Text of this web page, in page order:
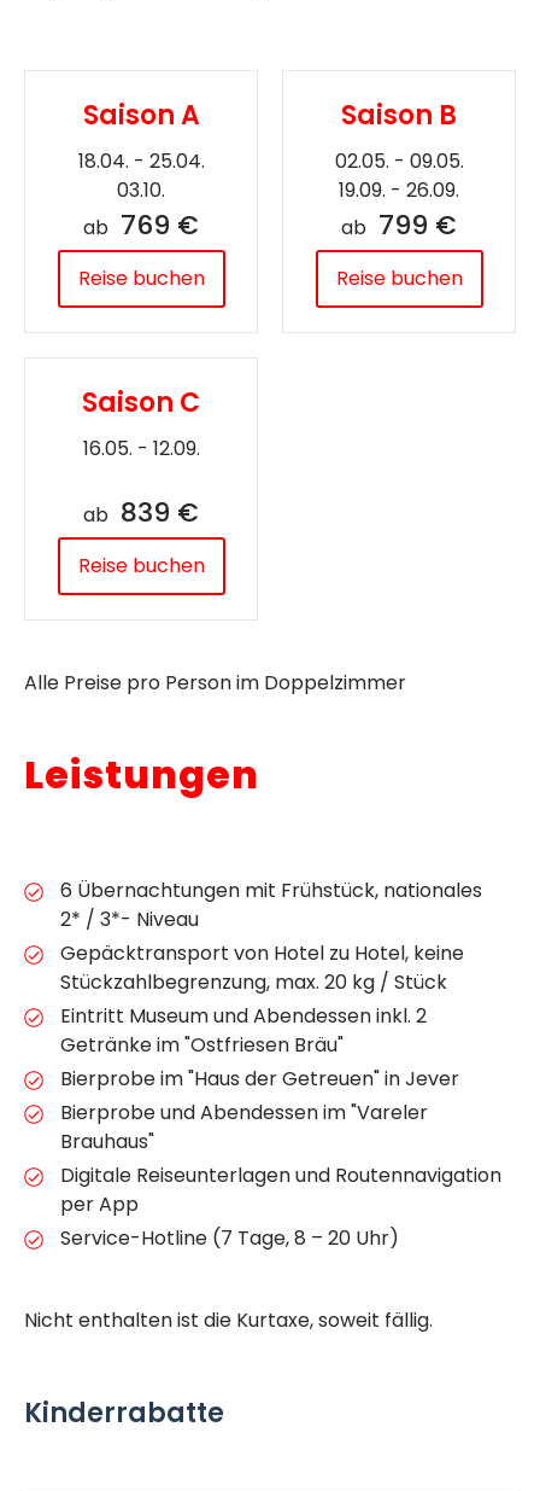
Saison A
18.04. - 25.04.
03.10.
ab 769 €
Reise buchen
Saison B
02.05. - 09.05.
19.09. - 26.09.
ab 799 €
Reise buchen
Saison C
16.05. - 12.09.
ab 839 €
Reise buchen
Alle Preise pro Person im Doppelzimmer
Leistungen
6 Übernachtungen mit Frühstück, nationales
2* / 3*- Niveau
Gepäcktransport von Hotel zu Hotel, keine
Stückzahlbegrenzung, max. 20 kg / Stück
Eintritt Museum und Abendessen inkl. 2
Getränke im "Ostfriesen Bräu"
Bierprobe im "Haus der Getreuen" in Jever
Bierprobe und Abendessen im "Vareler
Brauhaus"
Digitale Reiseunterlagen und Routennavigation
per App
Service-Hotline (7 Tage, 8 – 20 Uhr)
Nicht enthalten ist die Kurtaxe, soweit fällig.
Kinderrabatte